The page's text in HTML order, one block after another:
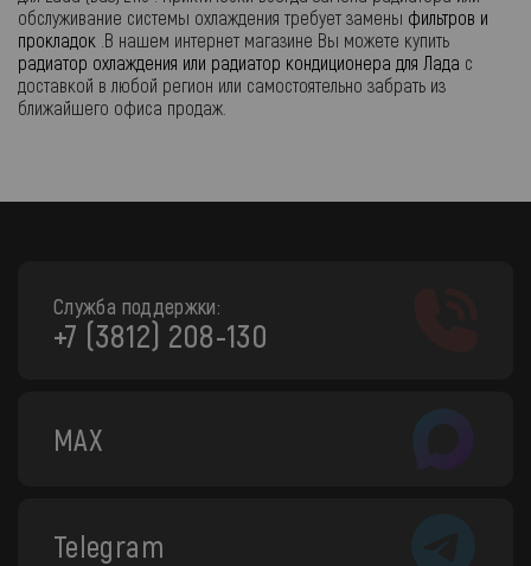
обслуживание системы охлаждения требует замены фильтров и
прокладок .В нашем интернет магазине Вы можете купить
радиатор охлаждения или радиатор кондиционера для Лада с
доставкой в любой регион или самостоятельно забрать из
ближайшего офиса продаж.
Служба поддержки:
+7 (3812) 208-130
MAX
Telegram